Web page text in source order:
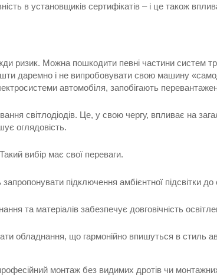
в установщиків сертифікатів – і це також
ризик. Можна пошкодити певні частини систем
даремно і не випробовувати свою машину
автомобіля, запобігають
світлодіодів. Це, у свою чергу, впливає на
оглядовість.
вибір має свої переваги.
підключення амбієнтної підсвітки
та матеріалів забезпечує довговічність
обладнання, що гармонійно впишуться в стиль
монтаж без видимих дротів чи